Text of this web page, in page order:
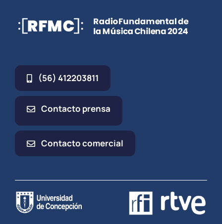
(56) 412203811
Contacto prensa
Contacto comercial